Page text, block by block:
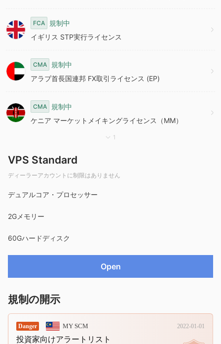
FCA
規制中
イギリス STP実行ライセンス
CMA
規制中
アラブ首長国連邦 FX取引ライセンス (EP)
CMA
規制中
ケニア マーケットメイキングライセンス（MM）
1
VPS Standard
ディーラーアカウントに制限はありません
デュアルコア・プロセッサー
2Gメモリー
60Gハードディスク
Open
規制の開示
Danger MY SCM 2022-01-01
投資家向けアラートリスト